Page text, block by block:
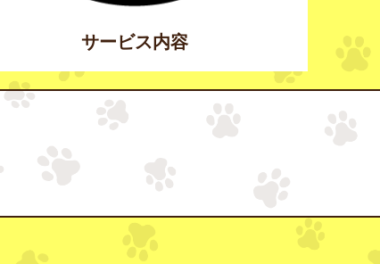
サービス内容